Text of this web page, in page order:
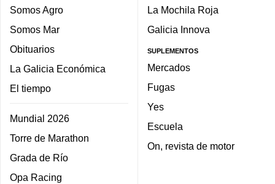
Somos Agro
Somos Mar
Obituarios
La Galicia Económica
El tiempo
Mundial 2026
Torre de Marathon
Grada de Río
Opa Racing
La Mochila Roja
Galicia Innova
SUPLEMENTOS
Mercados
Fugas
Yes
Escuela
On, revista de motor